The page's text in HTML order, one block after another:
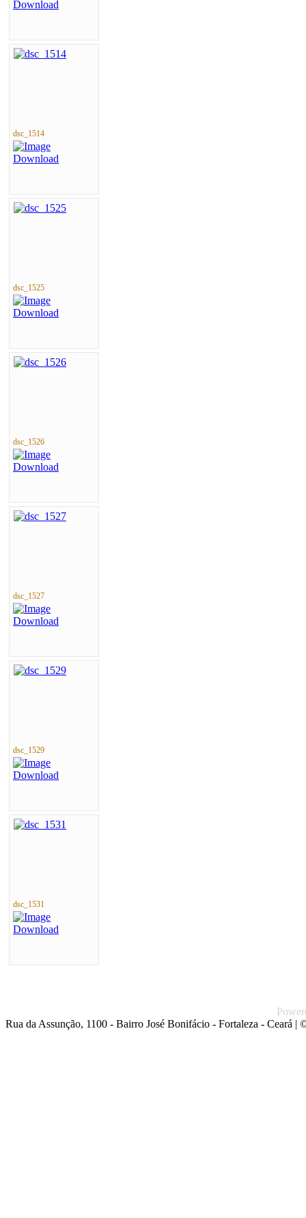
dsc_1514
dsc_1525
dsc_1526
dsc_1527
dsc_1529
dsc_1531
Rua da Assunção, 1100 - Bairro José Bonifácio - Fortaleza - Ceará |